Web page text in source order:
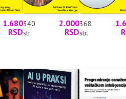
1.680
RSD
340
str.
2.000
RSD
368
str.